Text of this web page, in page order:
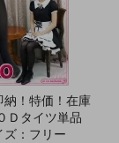
！特価！在庫
Ｄタイツ単品
：フリー